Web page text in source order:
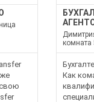
комната
Как